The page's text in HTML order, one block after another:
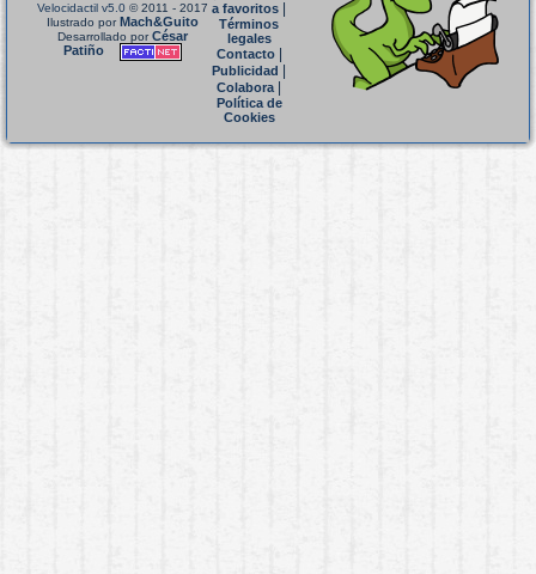
Velocidactil v5.0 © 2011 - 2017
Ilustrado porMach&Guito
Desarrollado porCésar
Patiño
a favoritos
Términos
legales
Contacto|
Publicidad
Colabora|
Política de
Cookies